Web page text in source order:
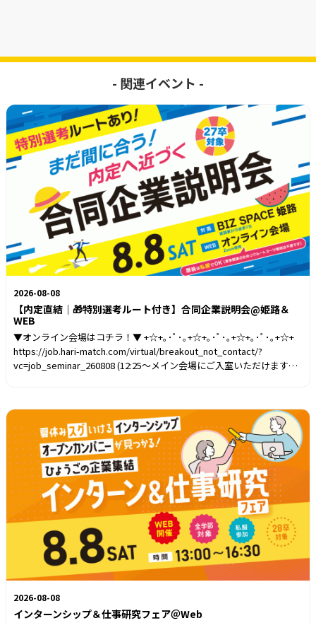
- 関連イベント -
2026-08-08
【内定直結｜🎁特別選考ルート付き】合同企業説明会@姫路＆
WEB
▼オンライン会場はコチラ！▼ +☆+｡･ﾟ･｡+☆+｡･ﾟ･｡+☆+｡･ﾟ･｡+☆+
https://job.hari-match.com/virtual/breakout_not_contact/?
vc=job_seminar_260808 (12:25～メイン会場にご入室いただけます）
準備完了！ ブースアイコンをクリックすると、自動的にZoomアプリ
が起動します。内定式に間に合う！内定へ近づく合同就職説明会✨
2026-08-08
インターンシップ＆仕事研究フェア＠Web